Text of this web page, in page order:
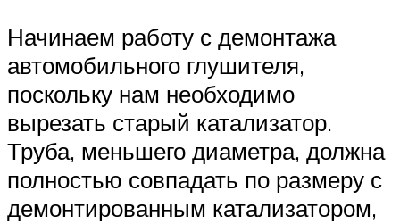
Начинаем работу с демонтажа
автомобильного глушителя,
поскольку нам необходимо
вырезать старый катализатор.
Труба, меньшего диаметра, должна
полностью совпадать по размеру с
демонтированным катализатором,